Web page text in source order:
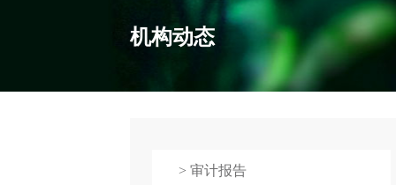
机构动态
> 审计报告